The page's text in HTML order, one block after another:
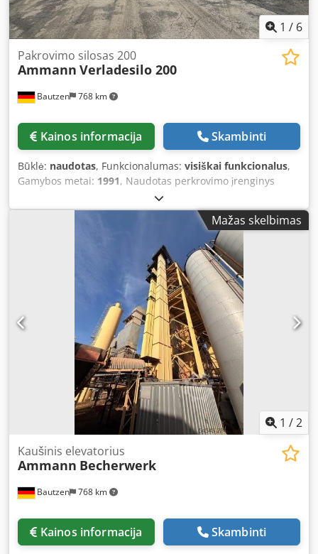
1 / 6
Bautzen 768 km
Pakrovimo silosas 200
Ammann Verladesilo 200
Kainos informacija Skambinti
Būklė: naudotas, Funkcionalumas: visiškai funkcionalus,
Gamybos metai: 1991, Naudotas perkrovimo įrenginys
Dksdpozq S Ewofx Aa Eer Gamintojas: Ulrich Bendroji
talpa: 200 t - Kibirinė sistema - Keltuvo būgninis įrenginys -
Mažas skelbimas
1 /2
Bautzen 768 km
Kaušinis elevatorius
Ammann Becherwerk
Kainos informacija Skambinti